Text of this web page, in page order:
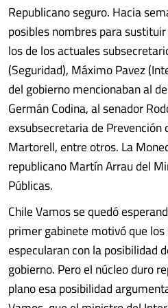
Republicano seguro. Hacia
posibles nombres para
los de los actuales
(Seguridad), Máximo Pavez
del gobierno mencionaban al
Germán Codina, al senador
exsubsecretaria de
Martorell, entre otros. La
republicano Martín Arrau del
Públicas.
Chile Vamos se quedó
primer gabinete motivó que
especularan con la posibilidad
gobierno. Pero el núcleo duro
plano esa posibilidad